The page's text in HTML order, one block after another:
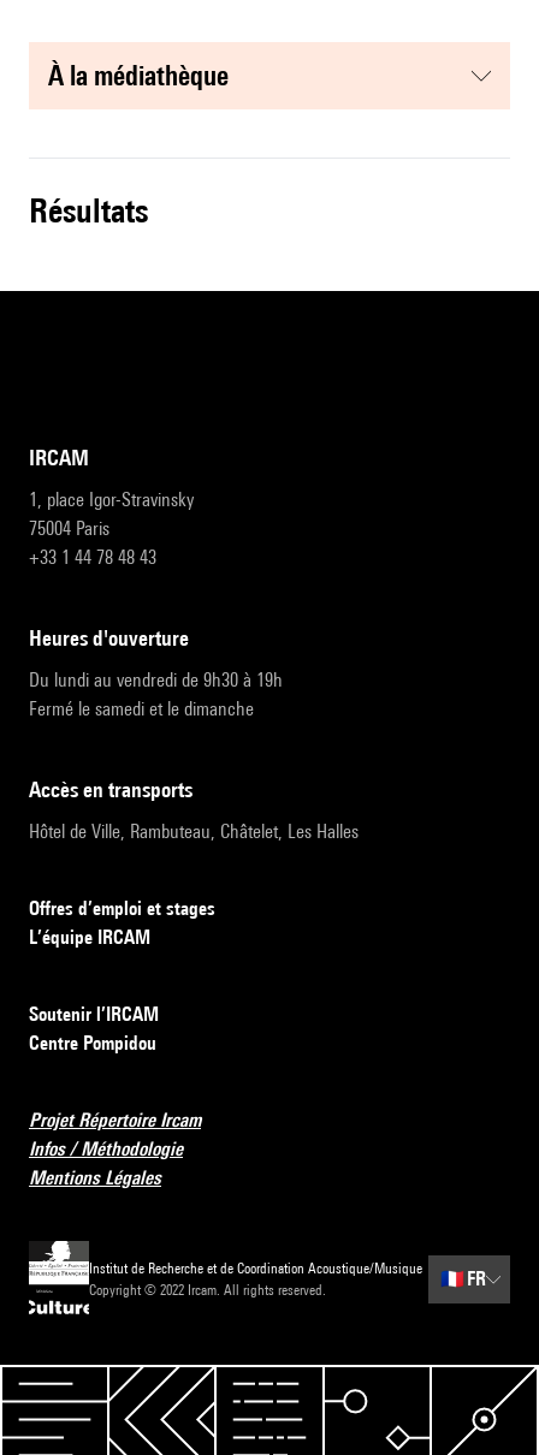
à la médiathèque
résultats
IRCAM
1, place Igor-Stravinsky
75004 Paris
+33 1 44 78 48 43
heures d'ouverture
Du lundi au vendredi de 9h30 à 19h
Fermé le samedi et le dimanche
accès en transports
Hôtel de Ville, Rambuteau, Châtelet, Les Halles
Offres d’emploi et stages
L’équipe IRCAM
Soutenir l’IRCAM
Centre Pompidou
Projet Répertoire Ircam
Infos / Méthodologie
Mentions Légales
Institut de Recherche et de Coordination Acoustique/Musique
Copyright © 2022 Ircam. All rights reserved.
🇫🇷 FR